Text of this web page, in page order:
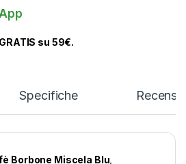
GRATIS su 59€.
Specifiche
Borbone Miscela Blu